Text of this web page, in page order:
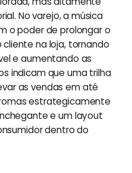
No varejo, a música
o poder de prolongar o
na loja, tornando
e aumentando as
indicam que uma trilha
as vendas em até
estrategicamente
e um layout
dentro do